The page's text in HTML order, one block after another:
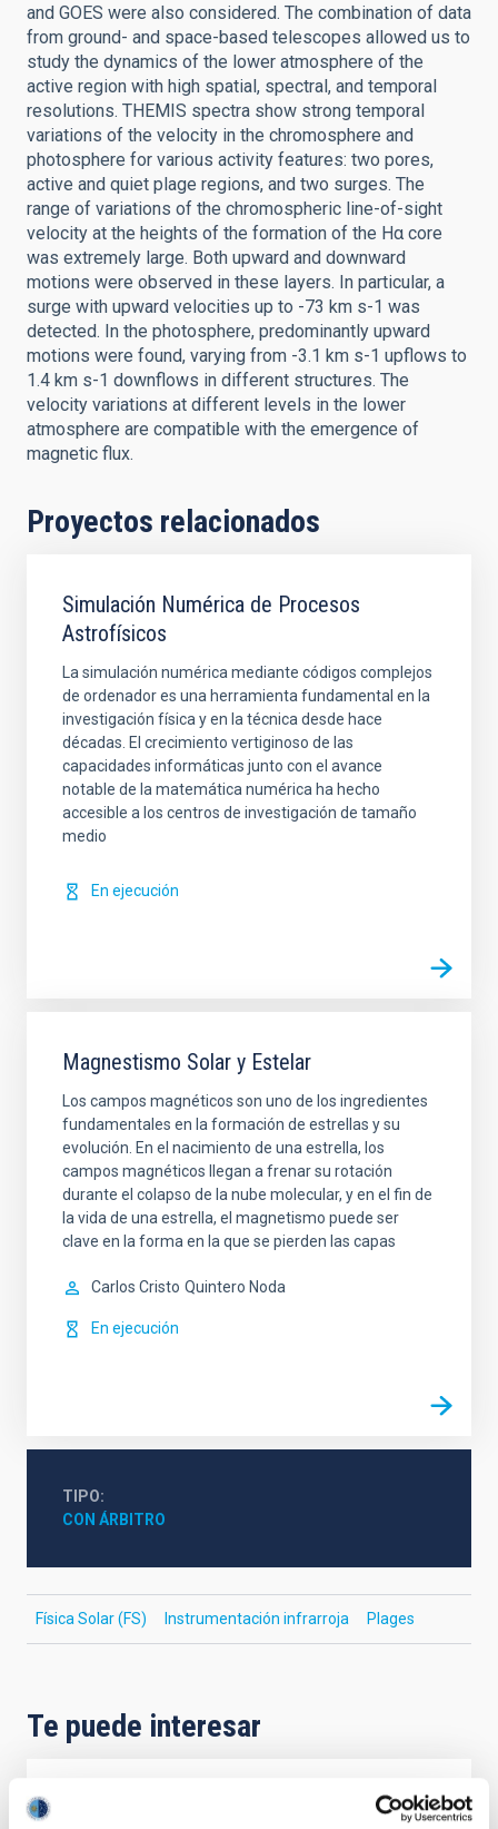
and GOES were also considered. The combination of data
from ground- and space-based telescopes allowed us to
study the dynamics of the lower atmosphere of the
active region with high spatial, spectral, and temporal
resolutions. THEMIS spectra show strong temporal
variations of the velocity in the chromosphere and
photosphere for various activity features: two pores,
active and quiet plage regions, and two surges. The
range of variations of the chromospheric line-of-sight
velocity at the heights of the formation of the Hα core
was extremely large. Both upward and downward
motions were observed in these layers. In particular, a
surge with upward velocities up to -73 km s-1 was
detected. In the photosphere, predominantly upward
motions were found, varying from -3.1 km s-1 upflows to
1.4 km s-1 downflows in different structures. The
velocity variations at different levels in the lower
atmosphere are compatible with the emergence of
magnetic flux.
Proyectos relacionados
Simulación Numérica de Procesos
Astrofísicos
La simulación numérica mediante códigos complejos
de ordenador es una herramienta fundamental en la
investigación física y en la técnica desde hace
décadas. El crecimiento vertiginoso de las
capacidades informáticas junto con el avance
notable de la matemática numérica ha hecho
accesible a los centros de investigación de tamaño
medio
En ejecución
Magnestismo Solar y Estelar
Los campos magnéticos son uno de los ingredientes
fundamentales en la formación de estrellas y su
evolución. En el nacimiento de una estrella, los
campos magnéticos llegan a frenar su rotación
durante el colapso de la nube molecular, y en el fin de
la vida de una estrella, el magnetismo puede ser
clave en la forma en la que se pierden las capas
Carlos Cristo Quintero Noda
En ejecución
TIPO
CON ÁRBITRO
Física Solar (FS) Instrumentación infrarroja Plages
Te puede interesar